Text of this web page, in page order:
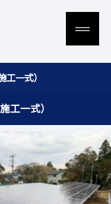
一式）
工一式）